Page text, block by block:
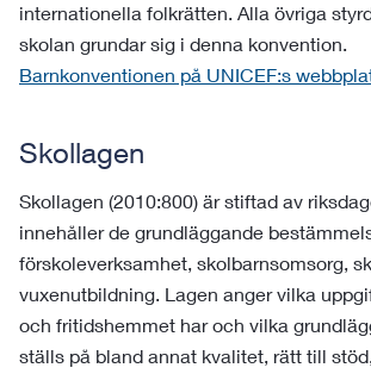
internationella folkrätten. Alla övriga
skolan grundar sig i denna konvention.
Barnkonventionen på UNICEF:s
Skollagen
Skollagen (2010:800) är stiftad av
innehåller de grundläggande
förskoleverksamhet, skolbarnsomsorg,
vuxenutbildning. Lagen anger vilka
och fritidshemmet har och vilka
ställs på bland annat kvalitet, rätt till